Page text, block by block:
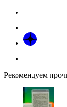
Рекомендуем